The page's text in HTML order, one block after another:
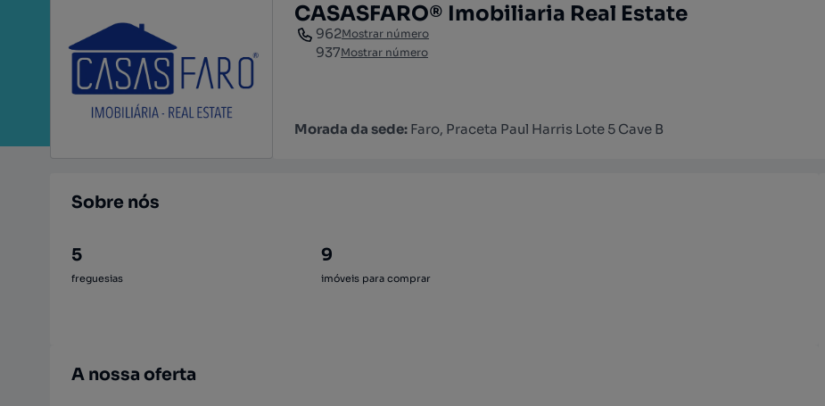
CASASFARO® Imobiliaria Real Estate
962Mostrar número
937Mostrar número
Morada da sede: Faro, Praceta Paul Harris Lote 5 Cave B
Sobre nós
5
freguesias
9
imóveis para comprar
A nossa oferta